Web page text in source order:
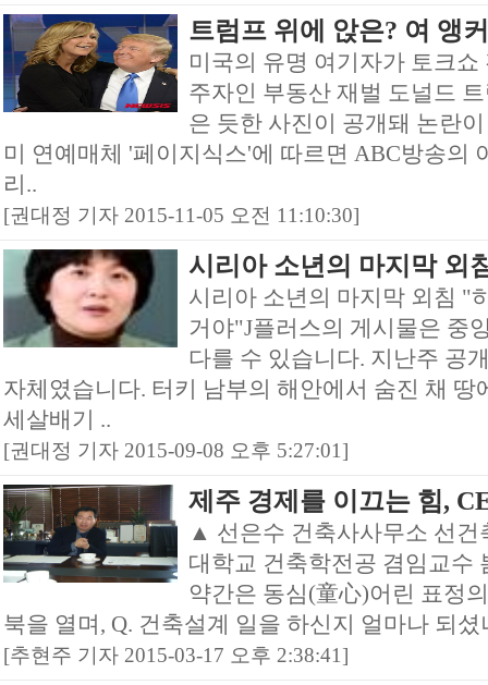
트럼프 위에 앉은? 여 앵커
미국의 유명 여기자가 토크
주자인 부동산 재벌 도널드
은 듯한 사진이 공개돼 논란
미 연예매체 '페이지식스'에 따르면 ABC방송의
리..
[권대정 기자 2015-11-05 오전 11:10:30]
시리아 소년의 마지막 외
시리아 소년의 마지막 외침 "
거야"J플러스의 게시물은 중
다를 수 있습니다. 지난주 공
자체였습니다. 터키 남부의 해안에서 숨진 채 땅
세살배기 ..
[권대정 기자 2015-09-08 오후 5:27:01]
제주 경제를 이끄는 힘,
▲ 선은수 건축사사무소 선건
대학교 건축학전공 겸임교수
약간은 동심(童心)어린 표정
북을 열며, Q. 건축설계 일을 하신지 얼마나 되셨
[추현주 기자 2015-03-17 오후 2:38:41]